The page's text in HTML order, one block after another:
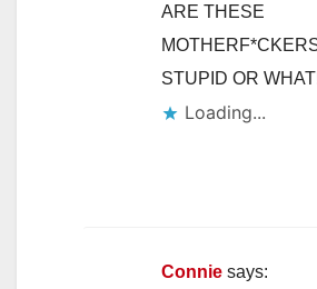
ARE THESE
STUPID OR
Loading...
Connie says: